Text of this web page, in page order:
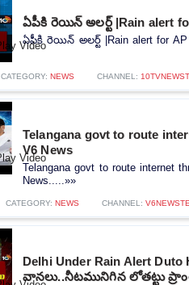
ఏపీకి రెయిన్ అలర్ట్ |Rain alert
ఏపీకి రెయిన్ అలర్ట్ |Rain alert for AP
CATEGORY: NEWS CHANNEL:
Telangana govt to route
V6 News
Telangana govt to route internet
News.....»»
CATEGORY: NEWS CHANNEL:
Delhi Under Rain Alert
వానలు..నీటమునిగిన లోతట్టు